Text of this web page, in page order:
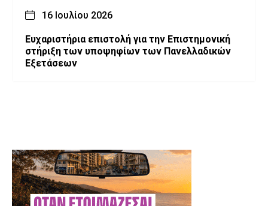
16 Ιουλίου 2026
Ευχαριστήρια επιστολή για την Επιστημονική
στήριξη των υποψηφίων των Πανελλαδικών
Εξετάσεων